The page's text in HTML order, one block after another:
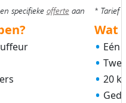
specifieke offerteaan * Tarief
Wat
Eén
20